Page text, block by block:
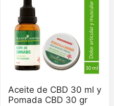
Aceite de CBD 30 ml y
Pomada CBD 30 gr